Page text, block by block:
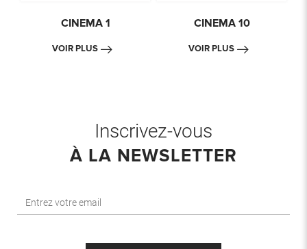
CINEMA 1
VOIR PLUS
CINEMA 10
VOIR PLUS
Inscrivez-vous
À LA NEWSLETTER